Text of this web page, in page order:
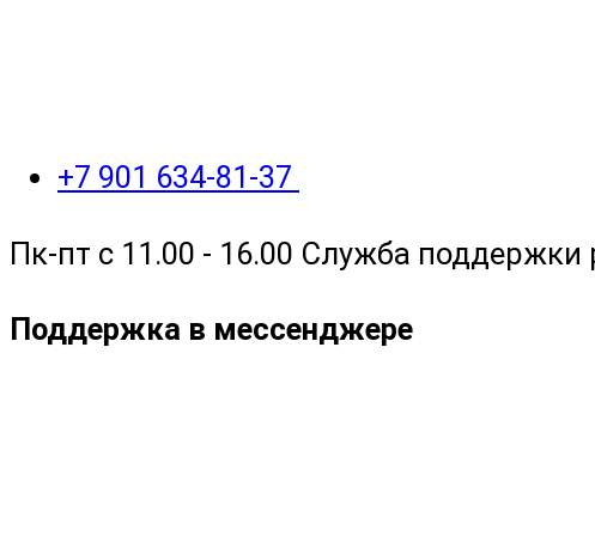
+7 901 634-81-37
Пк-пт с 11.00 - 16.00 Служба поддержки
Поддержка в мессенджере